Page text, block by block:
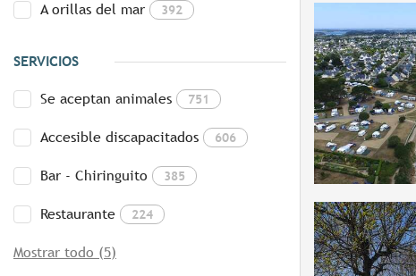
A orillas del mar 392
SERVICIOS
Se aceptan animales 751
Accesible discapacitados 606
Bar - Chiringuito 385
Restaurante 224
Mostrar todo (5)